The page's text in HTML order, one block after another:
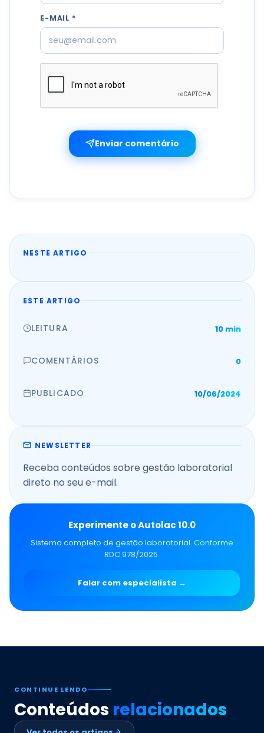
E-MAIL *
Enviar comentário
NESTE ARTIGO
ESTE ARTIGO
LEITURA 10 min
COMENTÁRIOS 0
PUBLICADO 10/06/2024
NEWSLETTER
Receba conteúdos sobre gestão laboratorial
direto no seu e-mail.
Experimente o Autolac 10.0
Sistema completo de gestão laboratorial. Conforme
RDC 978/2025.
Falar com especialista →
CONTINUE LENDO
Conteúdos relacionados